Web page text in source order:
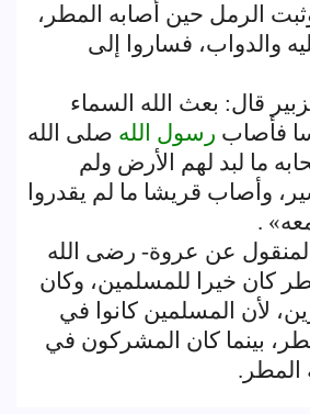
الرمل حين أصابه المطر،
والدواب، فساروا إلى
قال: بعث الله السماء
فأصاب رسول الله صلى الله
ما لبد لهم الأرض ولم
وأصاب قريشا ما لم يقدروا
.
عن عروة- رضى الله
كان خيرا للمسلمين، وكان
لأن المسلمين كانوا في
بينما كان المشركون في
المطر.